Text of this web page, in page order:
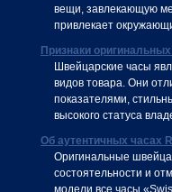
вещи, завлекающую
привлекает
Признаки
Швейцарские часы
видов товара. Они
показателями,
высокого статуса
Об аутентичных часах
Оригинальные
состоятельности и
модели все часы